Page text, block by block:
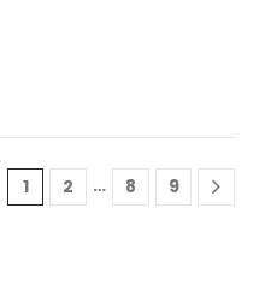
1 2 … 8 9